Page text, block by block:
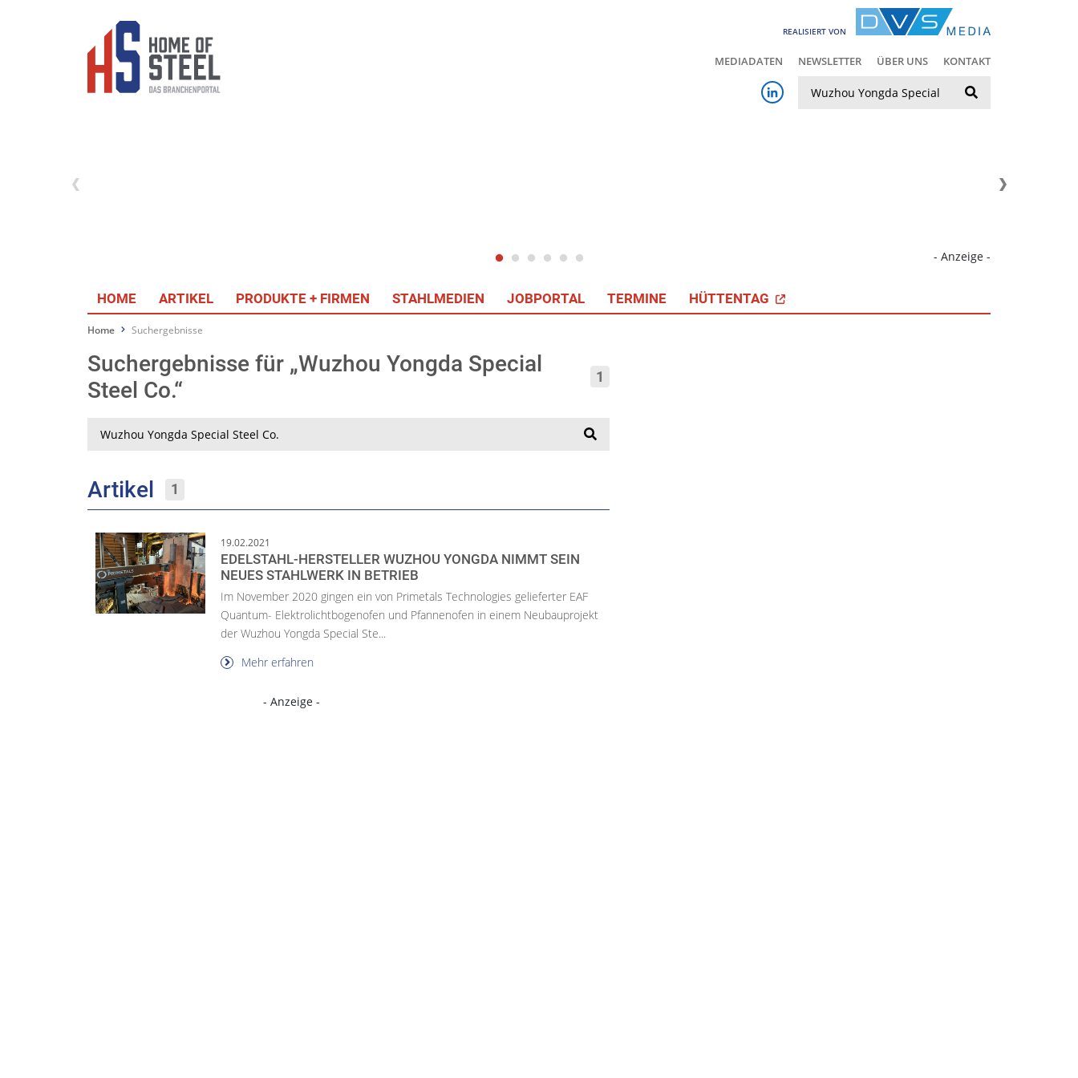
REALISIERT VON
MEDIADATEN NEWSLETTER ÜBER UNS KONTAKT
- Anzeige -
HOME ARTIKEL PRODUKTE + FIRMEN STAHLMEDIEN JOBPORTAL TERMINE HÜTTENTAG
Home Suchergebnisse
Suchergebnisse für „Wuzhou Yongda Special
Steel Co.“
1
Artikel 1
19.02.2021
EDELSTAHL-HERSTELLER WUZHOU YONGDA NIMMT SEIN
NEUES STAHLWERK IN BETRIEB
Im November 2020 gingen ein von Primetals Technologies gelieferter EAF
Quantum- Elektrolichtbogenofen und Pfannenofen in einem Neubauprojekt
der Wuzhou Yongda Special Ste...
Mehr erfahren
- Anzeige -